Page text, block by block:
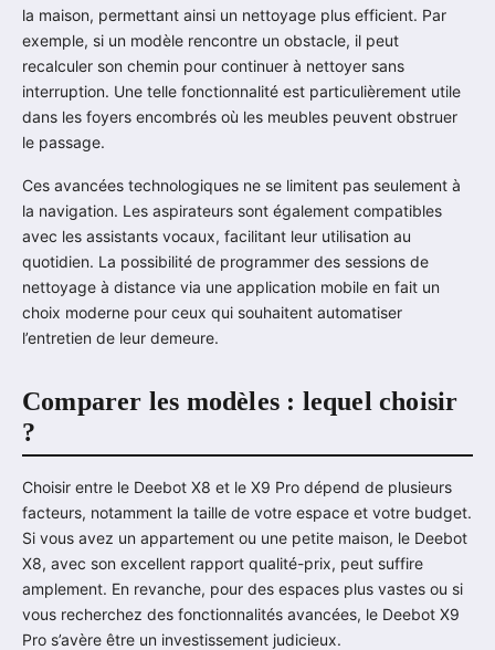
la maison, permettant ainsi un nettoyage plus efficient. Par
exemple, si un modèle rencontre un obstacle, il peut
recalculer son chemin pour continuer à nettoyer sans
interruption. Une telle fonctionnalité est particulièrement utile
dans les foyers encombrés où les meubles peuvent obstruer
le passage.
Ces avancées technologiques ne se limitent pas seulement à
la navigation. Les aspirateurs sont également compatibles
avec les assistants vocaux, facilitant leur utilisation au
quotidien. La possibilité de programmer des sessions de
nettoyage à distance via une application mobile en fait un
choix moderne pour ceux qui souhaitent automatiser
l’entretien de leur demeure.
Comparer les modèles : lequel choisir
?
Choisir entre le Deebot X8 et le X9 Pro dépend de plusieurs
facteurs, notamment la taille de votre espace et votre budget.
Si vous avez un appartement ou une petite maison, le Deebot
X8, avec son excellent rapport qualité-prix, peut suffire
amplement. En revanche, pour des espaces plus vastes ou si
vous recherchez des fonctionnalités avancées, le Deebot X9
Pro s’avère être un investissement judicieux.